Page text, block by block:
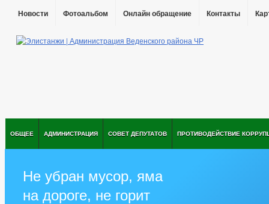
Новости Фотоальбом Онлайн обращение Контакты
ОБЩЕЕ АДМИНИСТРАЦИЯ СОВЕТ ДЕПУТАТОВ ПРОТИВОДЕЙСТВИЕ
Не убран мусор, яма
на дороге, не горит